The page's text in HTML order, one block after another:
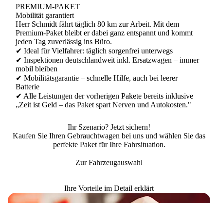
PREMIUM-PAKET
Mobilität garantiert
Herr Schmidt fährt täglich 80 km zur Arbeit. Mit dem
Premium-Paket bleibt er dabei ganz entspannt und kommt
jeden Tag zuverlässig ins Büro.
✔ Ideal für Vielfahrer: täglich sorgenfrei unterwegs
✔ Inspektionen deutschlandweit inkl. Ersatzwagen – immer
mobil bleiben
✔ Mobilitätsgarantie – schnelle Hilfe, auch bei leerer
Batterie
✔ Alle Leistungen der vorherigen Pakete bereits inklusive
„Zeit ist Geld – das Paket spart Nerven und Autokosten."
Ihr Szenario? Jetzt sichern!
Kaufen Sie Ihren Gebrauchtwagen bei uns und wählen Sie das
perfekte Paket fürIhreFahrsituation.
Zur Fahrzeugauswahl
Ihre Vorteile im Detail erklärt